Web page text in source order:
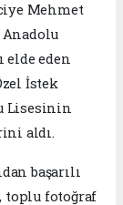
Mehmet
Anadolu
elde eden
İstek
Lisesinin
aldı.
başarılı
toplu fotoğraf